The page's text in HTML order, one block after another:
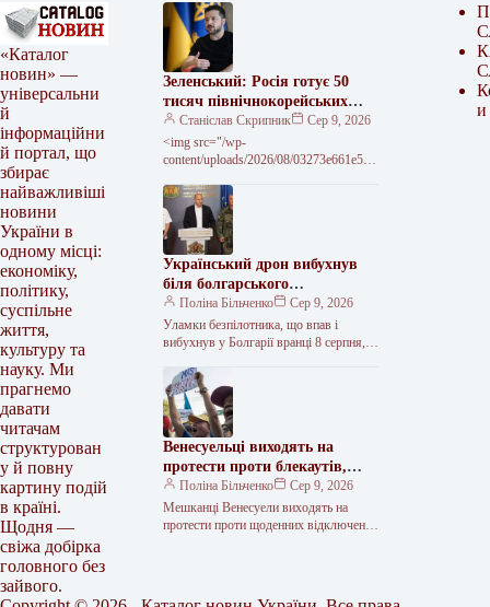
«Каталог
новин» —
універсальни
й
інформаційни
й портал, що
збирає
найважливіші
новини
України в
одному місці:
економіку,
політику,
суспільне
життя,
культуру та
науку. Ми
прагнемо
давати
читачам
структурован
у й повну
картину подій
в країні.
Щодня —
свіжа добірка
головного без
зайвого.
Зеленський: Росія готує 50
тисяч північнокорейських
військових
Станіслав Скрипник
Сер 9, 2026
<img src="/wp-
content/uploads/2026/08/03273e661e594
планує розмістити до 50 тисяч
Український дрон вибухнув
біля болгарського
газопроводу: позиція Києва
Поліна Більченко
Сер 9, 2026
Уламки безпілотника, що впав і
вибухнув у Болгарії вранці 8 серпня,
українського дрона-приманки “Майя”,
який активно використовують…
Венесуельці виходять на
протести проти блекаутів,
поки США купують їхню
нафту
Поліна Більченко
Сер 9, 2026
Мешканці Венесуели виходять на
протести проти щоденних відключень
и